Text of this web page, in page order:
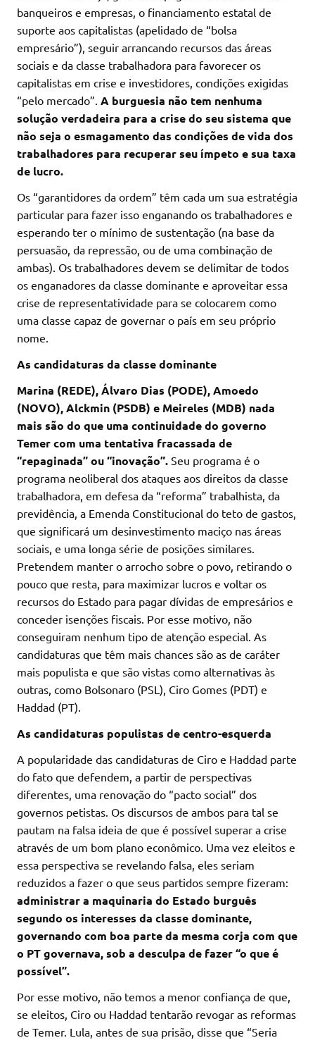
banqueiros e empresas, o financiamento estatal de
suporte aos capitalistas (apelidado de “bolsa
empresário”), seguir arrancando recursos das áreas
sociais e da classe trabalhadora para favorecer os
capitalistas em crise e investidores, condições exigidas
“pelo mercado”. A burguesia não tem nenhuma
solução verdadeira para a crise do seu sistema que
não seja o esmagamento das condições de vida dos
trabalhadores para recuperar seu ímpeto e sua taxa
de lucro.
Os “garantidores da ordem” têm cada um sua estratégia
particular para fazer isso enganando os trabalhadores e
esperando ter o mínimo de sustentação (na base da
persuasão, da repressão, ou de uma combinação de
ambas). Os trabalhadores devem se delimitar de todos
os enganadores da classe dominante e aproveitar essa
crise de representatividade para se colocarem como
uma classe capaz de governar o país em seu próprio
nome.
As candidaturas da classe dominante
Marina (REDE), Álvaro Dias (PODE), Amoedo
(NOVO), Alckmin (PSDB) e Meireles (MDB) nada
mais são do que uma continuidade do governo
Temer com uma tentativa fracassada de
“repaginada” ou “inovação”. Seu programa é o
programa neoliberal dos ataques aos direitos da classe
trabalhadora, em defesa da “reforma” trabalhista, da
previdência, a Emenda Constitucional do teto de gastos,
que significará um desinvestimento maciço nas áreas
sociais, e uma longa série de posições similares.
Pretendem manter o arrocho sobre o povo, retirando o
pouco que resta, para maximizar lucros e voltar os
recursos do Estado para pagar dívidas de empresários e
conceder isenções fiscais. Por esse motivo, não
conseguiram nenhum tipo de atenção especial. As
candidaturas que têm mais chances são as de caráter
mais populista e que são vistas como alternativas às
outras, como Bolsonaro (PSL), Ciro Gomes (PDT) e
Haddad (PT).
As candidaturas populistas de centro-esquerda
A popularidade das candidaturas de Ciro e Haddad parte
do fato que defendem, a partir de perspectivas
diferentes, uma renovação do “pacto social” dos
governos petistas. Os discursos de ambos para tal se
pautam na falsa ideia de que é possível superar a crise
através de um bom plano econômico. Uma vez eleitos e
essa perspectiva se revelando falsa, eles seriam
reduzidos a fazer o que seus partidos sempre fizeram:
administrar a maquinaria do Estado burguês
segundo os interesses da classe dominante,
governando com boa parte da mesma corja com que
o PT governava, sob a desculpa de fazer “o que é
possível”.
Por esse motivo, não temos a menor confiança de que,
se eleitos, Ciro ou Haddad tentarão revogar as reformas
de Temer. Lula, antes de sua prisão, disse que “Seria